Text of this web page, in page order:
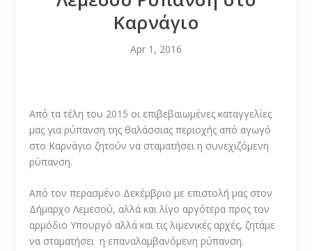
Καρνάγιο
Apr 1, 2016
Από τα τέλη του 2015 οι επιβεβαιωμένες καταγγελίες
μας για ρύπανση της θαλάσσιας περιοχής από αγωγό
στο Καρνάγιο ζητούν να σταματήσει η συνεχιζόμενη
ρύπανση.
Από τον περασμένο Δεκέμβριο με επιστολή μας στον
Δήμαρχο Λεμεσού, αλλά και λίγο αργότερα προς τον
αρμόδιο Υπουργό αλλά και τις λιμενικές αρχές, ζητάμε
να σταματήσει η επαναλαμβανόμενη ρύπανση.